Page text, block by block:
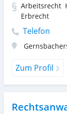
Arbeitsrecht
Erbrecht
Telefon
Zum Profil